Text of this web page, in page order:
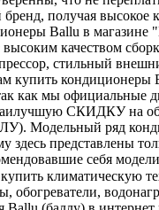
получая высокое
Ballu в магазине
высоким качеством
стильный
купить кондиционеры
как мы официальные
СКИДКУ на
Модельный ряд
здесь представлены
себя
климатическую
обогреватели,